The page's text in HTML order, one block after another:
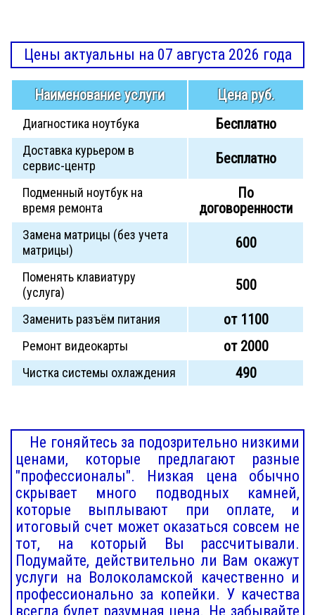
Цены актуальны на 07 августа 2026 года
Наименование услуги Цена руб.
Диагностика ноутбука Бесплатно
Доставка курьером в
сервис-центр
Бесплатно
Подменный ноутбук на
время ремонта
По
договоренности
Замена матрицы (без учета
матрицы)
600
Поменять клавиатуру
(услуга)
500
Заменить разъём питания от 1100
Ремонт видеокарты от 2000
Чистка системы охлаждения 490
Не гоняйтесь за подозрительно низкими
ценами, которые предлагают разные
"профессионалы". Низкая цена обычно
скрывает много подводных камней,
которые выплывают при оплате, и
итоговый счет может оказаться совсем не
тот, на который Вы рассчитывали.
Подумайте, действительно ли Вам окажут
услуги на Волоколамской качественно и
профессионально за копейки. У качества
всегда будет разумная цена. Не забывайте